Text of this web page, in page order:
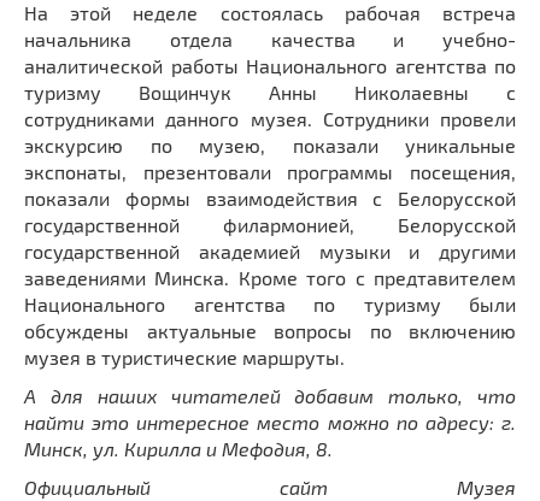
На этой неделе состоялась рабочая встреча
начальника отдела качества и учебно-
аналитической работы Национального агентства по
туризму Вощинчук Анны Николаевны с
сотрудниками данного музея. Сотрудники провели
экскурсию по музею, показали уникальные
экспонаты, презентовали программы посещения,
показали формы взаимодействия с Белорусской
государственной филармонией, Белорусской
государственной академией музыки и другими
заведениями Минска. Кроме того с предтавителем
Национального агентства по туризму были
обсуждены актуальные вопросы по включению
музея в туристические маршруты.
А для наших читателей добавим только, что
найти это интересное место можно по адресу: г.
Минск, ул. Кирилла и Мефодия, 8.
Официальный сайт Музея